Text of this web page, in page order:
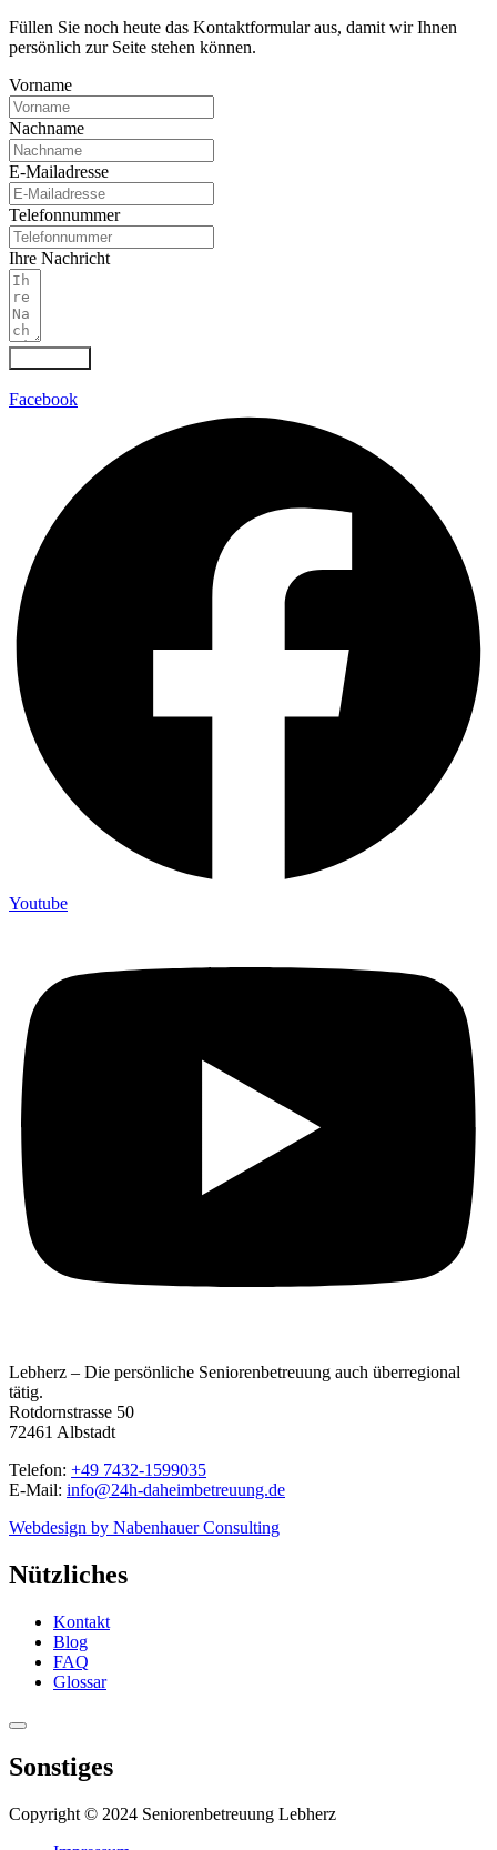
Füllen Sie noch heute das Kontaktformular aus, damit wir Ihnen
persönlich zur Seite stehen können.
Vorname
Nachname
E-Mailadresse
Telefonnummer
Ihre Nachricht
Facebook
Youtube
Lebherz – Die persönliche Seniorenbetreuung auch überregional
tätig.
Rotdornstrasse 50
72461 Albstadt
Telefon: +49 7432-1599035
E-Mail: info@24h-daheimbetreuung.de
Webdesign by Nabenhauer Consulting
Nützliches
Kontakt
Blog
FAQ
Glossar
Sonstiges
Copyright © 2024 Seniorenbetreuung Lebherz